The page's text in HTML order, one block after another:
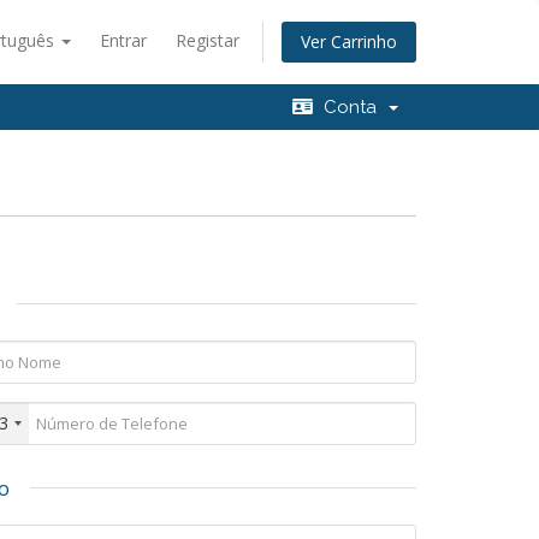
Entrar Registar Ver Carrinho
Conta